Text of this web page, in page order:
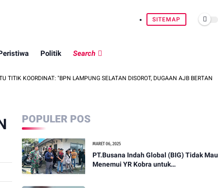
SITEMAP
Politik Search
"BPN LAMPUNG SELATAN DISOROT, DUGAAN AJB BERTANDA TANGAN
POPULER POS
MARET 06, 2025
PT.Busana Indah Global (BIG) Tidak Mau
Menemui YR Kobra untuk